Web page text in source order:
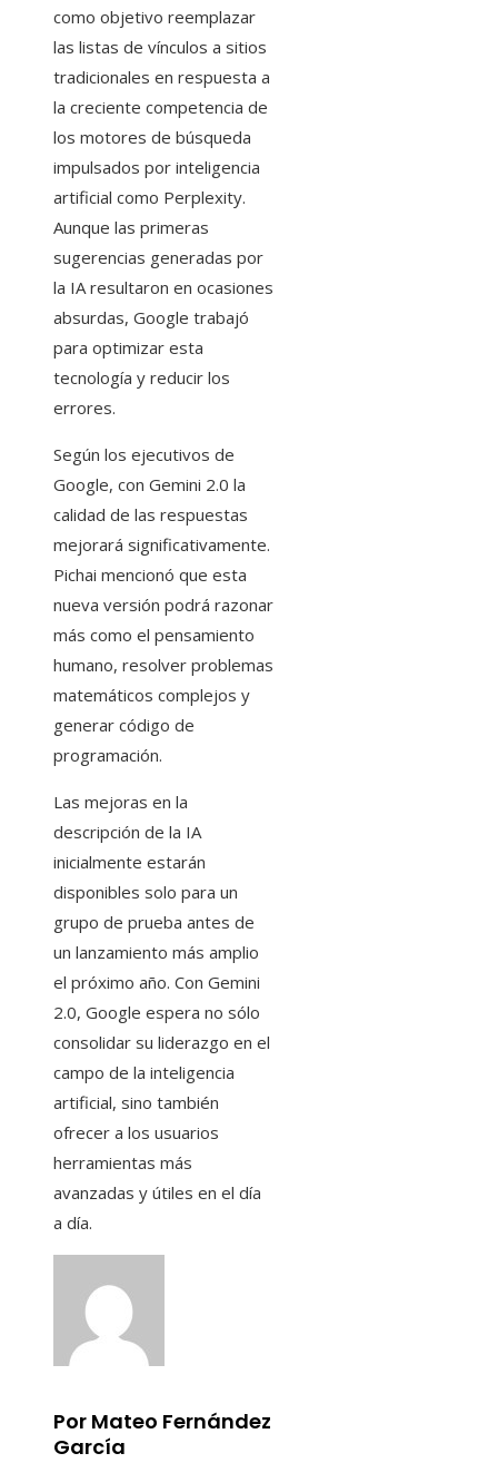
como objetivo reemplazar
las listas de vínculos a sitios
tradicionales en respuesta a
la creciente competencia de
los motores de búsqueda
impulsados ​​por inteligencia
artificial como Perplexity.
Aunque las primeras
sugerencias generadas por
la IA resultaron en ocasiones
absurdas, Google trabajó
para optimizar esta
tecnología y reducir los
errores.
Según los ejecutivos de
Google, con Gemini 2.0 la
calidad de las respuestas
mejorará significativamente.
Pichai mencionó que esta
nueva versión podrá razonar
más como el pensamiento
humano, resolver problemas
matemáticos complejos y
generar código de
programación.
Las mejoras en la
descripción de la IA
inicialmente estarán
disponibles solo para un
grupo de prueba antes de
un lanzamiento más amplio
el próximo año. Con Gemini
2.0, Google espera no sólo
consolidar su liderazgo en el
campo de la inteligencia
artificial, sino también
ofrecer a los usuarios
herramientas más
avanzadas y útiles en el día
a día.
Por Mateo Fernández
García